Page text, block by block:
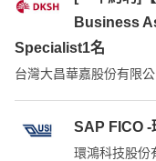
Business
Specialist1名
台灣大昌華嘉股份有限公
SAP FICO -
環鴻科技股份